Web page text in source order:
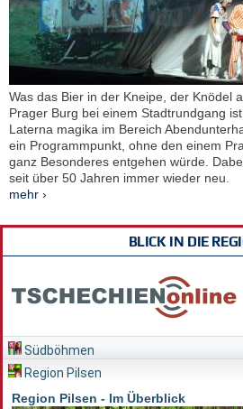
Was das Bier in der Kneipe, der Knödel
Prager Burg bei einem Stadtrundgang
Laterna magika im Bereich
ein Programmpunkt, ohne den einem
ganz Besonderes entgehen würde.
seit über 50 Jahren immer wieder neu.
mehr ›
BLICK IN DIE
Südböhmen
Region Pilsen
Region Pilsen - Im Überblick